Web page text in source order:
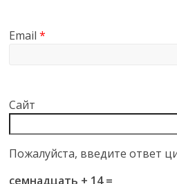
Email*
Сайт
Пожалуйста, введите ответ
семнадцать + 14 =